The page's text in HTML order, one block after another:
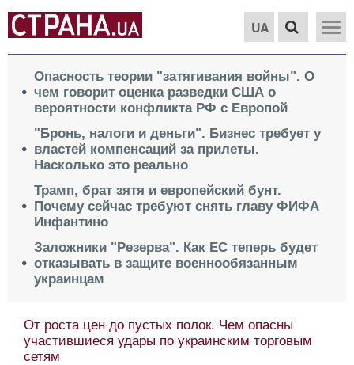
UA
Опасность теории "затягивания войны". О
чем говорит оценка разведки США о
вероятности конфликта РФ с Европой
"Бронь, налоги и деньги". Бизнес требует у
властей компенсаций за прилеты.
Насколько это реально
Трамп, брат зятя и европейский бунт.
Почему сейчас требуют снять главу ФИФА
Инфантино
Заложники "Резерва". Как ЕС теперь будет
отказывать в защите военнообязанным
украинцам
От роста цен до пустых полок. Чем опасны
участившиеся удары по украинским торговым
сетям